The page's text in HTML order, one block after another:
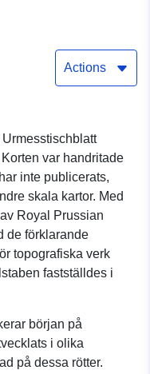
Actions
var handritade
inte publicerats,
skala kartor. Med
Royal Prussian
de förklarande
topografiska verk
fastställdes i
början på
i olika
på dessa rötter.